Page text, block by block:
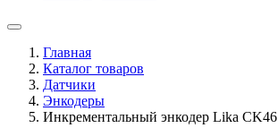
Главная
Каталог товаров
Датчики
Энкодеры
Инкрементальный энкодер Lika CK46